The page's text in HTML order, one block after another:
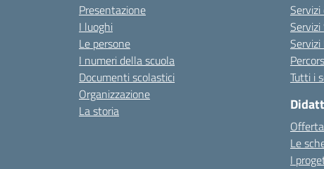
Presentazione
I luoghi
Le persone
I numeri della scuola
Documenti scolastici
Organizzazione
La storia
Tutti i
Le
I